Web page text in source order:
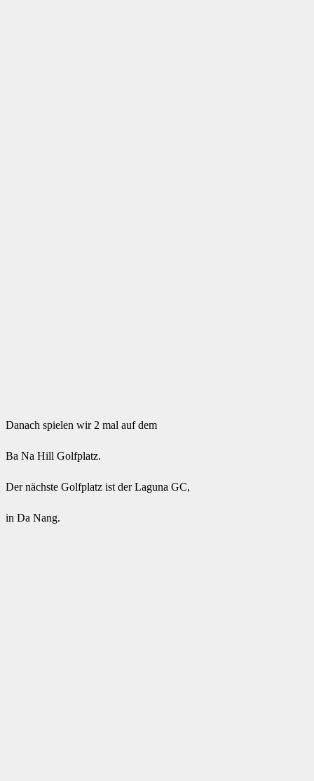
Danach spielen wir 2 mal auf dem
Ba Na Hill Golfplatz.
Der nächste Golfplatz ist der Laguna GC,
in Da Nang.